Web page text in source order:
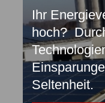
Ihr
hoch?
Seltenheit.